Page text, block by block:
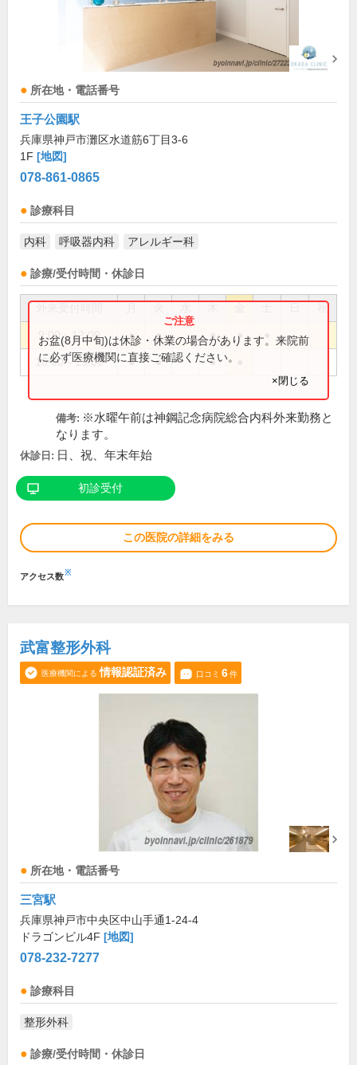
所在地・電話番号
王子公園駅
兵庫県神戸市灘区水道筋6丁目3-6
1F [地図]
078-861-0865
診療科目
内科 呼吸器内科 アレルギー科
診療/受付時間・休診日
祝
9:00～12:00 ● ● ● ●
16:00～19:00 ● ● ●
お盆(8月中旬)は休診・休業の場合があります。来院前
に必ず医療機関に直接ご確認ください。
×閉じる
備考: ※水曜午前は神鋼記念病院総合内科外来勤務と
なります。
休診日: 日、祝、年末年始
初診受付
この医院の詳細をみる
アクセス数※
武富整形外科
医療機関による 情報認証済み 口コミ 6件
所在地・電話番号
三宮駅
兵庫県神戸市中央区中山手通1-24-4
ドラゴンビル4F [地図]
078-232-7277
診療科目
整形外科
診療/受付時間・休診日